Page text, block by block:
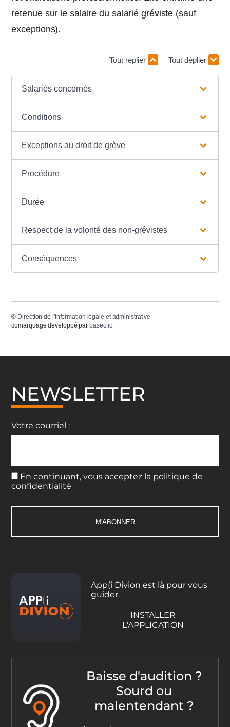
retenue sur le salaire du salarié gréviste (sauf
exceptions).
Tout replier Tout déplier
Salariés concernés
Conditions
Exceptions au droit de grève
Procédure
Durée
Respect de la volonté des non-grévistes
Conséquences
© Direction de l'information légale et administrative
comarquage developpé par baseo.io
NEWSLETTER
Votre courriel :
En continuant, vous acceptez la politique de
confidentialité
App(i Divion est là pour vous
guider.
INSTALLER
L'APPLICATION
Baisse d'audition ?
Sourd ou
malentendant ?